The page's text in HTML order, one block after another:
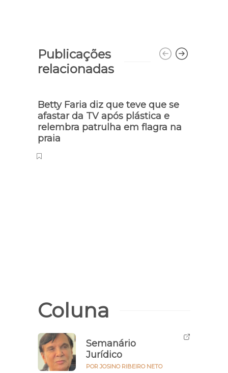
Publicações
relacionadas
Betty Faria diz que teve que se
afastar da TV após plástica e
relembra patrulha em flagra na
praia
Coluna
Semanário
Jurídico
POR JOSINO RIBEIRO NETO